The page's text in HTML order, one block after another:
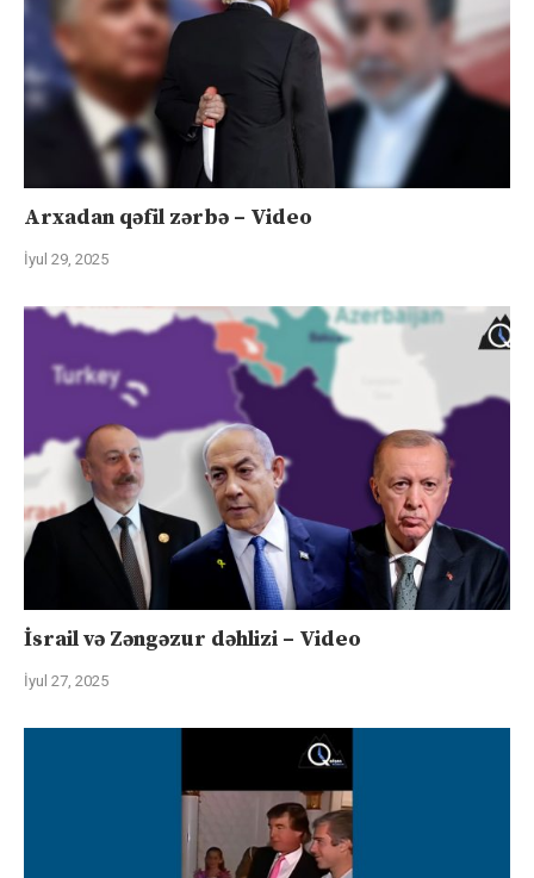
Arxadan qəfil zərbə – Video
İyul 29, 2025
İsrail və Zəngəzur dəhlizi – Video
İyul 27, 2025